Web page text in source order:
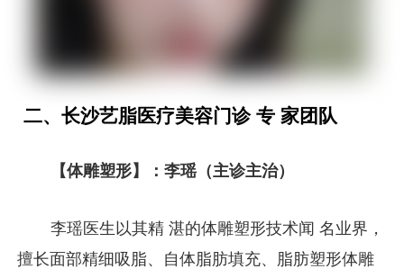
二、长沙艺脂医疗美容门诊 专 家团队
【体雕塑形】：李瑶（主诊主治）
李瑶医生以其精 湛的体雕塑形技术闻 名业界，
擅长面部精细吸脂、自体脂肪填充、脂肪塑形体雕